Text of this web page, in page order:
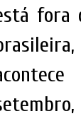
fora